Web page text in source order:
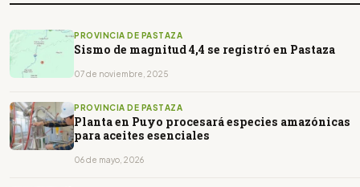
PROVINCIA DE PASTAZA
Sismo de magnitud 4,4 se registró en Pastaza
07 de noviembre, 2025
PROVINCIA DE PASTAZA
Planta en Puyo procesará especies amazónicas
para aceites esenciales
06 de mayo, 2026